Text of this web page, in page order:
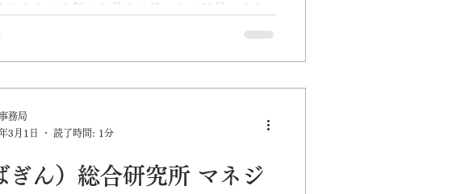
ス２０１８年１２月２４日・３１日号、２０
ぎん）総合研究所 マネジ
務局
3月1日
読了時間: 1分